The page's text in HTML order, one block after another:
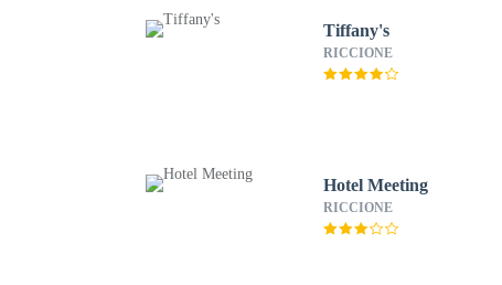
Tiffany's
RICCIONE
Hotel Meeting
RICCIONE